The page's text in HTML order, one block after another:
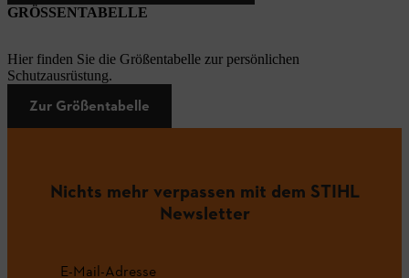
GRÖSSENTABELLE
Hier finden Sie die Größentabelle zur persönlichen
Schutzausrüstung.
Zur Größentabelle
Nichts mehr verpassen mit dem STIHL
Newsletter
E-Mail-Adresse